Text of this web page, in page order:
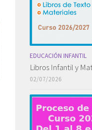
EDUCACIÓN INFANTIL
Libros Infantil y
02/07/2026